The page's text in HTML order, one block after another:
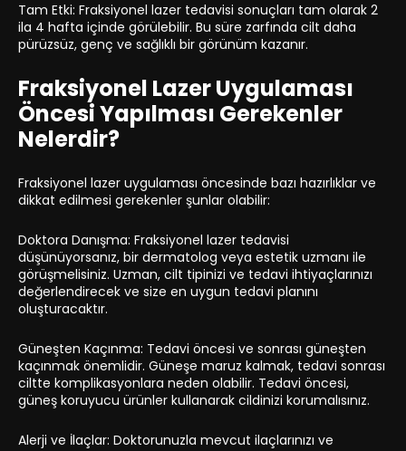
Tam Etki: Fraksiyonel lazer tedavisi sonuçları tam olarak 2
ila 4 hafta içinde görülebilir. Bu süre zarfında cilt daha
pürüzsüz, genç ve sağlıklı bir görünüm kazanır.
Fraksiyonel Lazer Uygulaması
Öncesi Yapılması Gerekenler
Nelerdir?
Fraksiyonel lazer uygulaması öncesinde bazı hazırlıklar ve
dikkat edilmesi gerekenler şunlar olabilir:
Doktora Danışma: Fraksiyonel lazer tedavisi
düşünüyorsanız, bir dermatolog veya estetik uzmanı ile
görüşmelisiniz. Uzman, cilt tipinizi ve tedavi ihtiyaçlarınızı
değerlendirecek ve size en uygun tedavi planını
oluşturacaktır.
Güneşten Kaçınma: Tedavi öncesi ve sonrası güneşten
kaçınmak önemlidir. Güneşe maruz kalmak, tedavi sonrası
ciltte komplikasyonlara neden olabilir. Tedavi öncesi,
güneş koruyucu ürünler kullanarak cildinizi korumalısınız.
Alerji ve İlaçlar: Doktorunuzla mevcut ilaçlarınızı ve